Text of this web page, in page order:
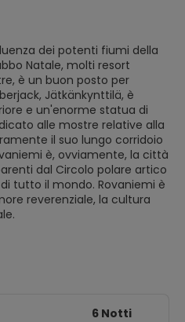
dei potenti fiumi della
Natale, molti resort
è un buon posto per
Jätkänkynttilä, è
e un'enorme statua di
alle mostre relative alla
il suo lungo corridoio
è, ovviamente, la città
dal Circolo polare artico
tutto il mondo. Rovaniemi è
reverenziale, la cultura
6 Notti